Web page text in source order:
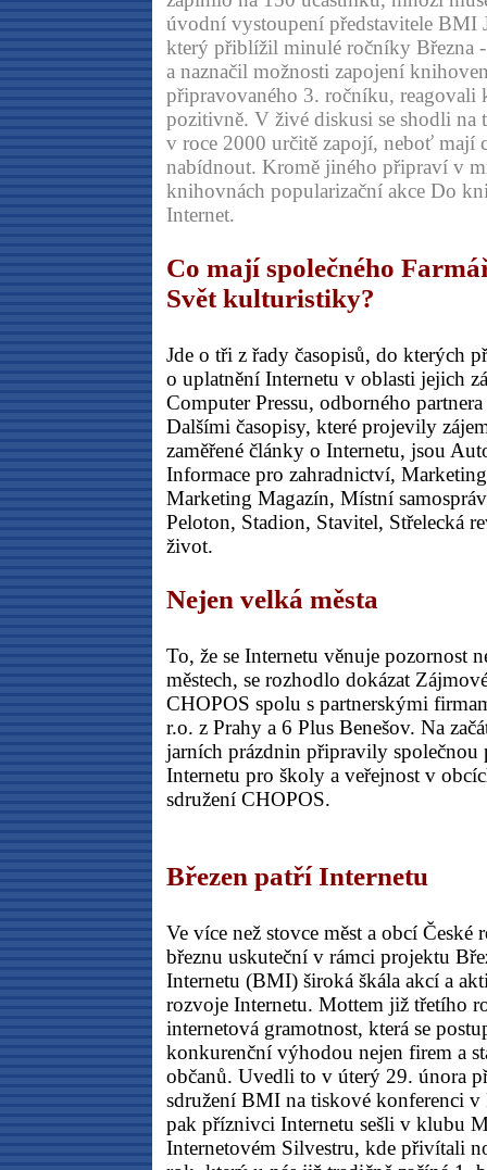
úvodní vystoupení představitele BMI
který přiblížil minulé ročníky Března -
a naznačil možnosti zapojení
připravovaného 3. ročníku,
pozitivně. V živé diskusi se shodli na
v roce 2000 určitě zapojí, neboť mají
nabídnout. Kromě jiného připraví v
knihovnách popularizační akce Do
Internet.
Co mají společného
Svět kulturistiky?
Jde o tři z řady časopisů, do kterých
o uplatnění Internetu v oblasti jejich
Computer Pressu, odborného
Dalšími časopisy, které projevily
zaměřené články o Internetu, jsou
Informace pro zahradnictví,
Marketing Magazín, Místní
Peloton, Stadion, Stavitel, Střelecká
život.
Nejen velká města
To, že se Internetu věnuje pozornost
městech, se rozhodlo dokázat
CHOPOS spolu s partnerskými
r.o. z Prahy a 6 Plus Benešov. Na
jarních prázdnin připravily společnou
Internetu pro školy a veřejnost v
sdružení CHOPOS.
Březen patří Internetu
Ve více než stovce měst a obcí České
březnu uskuteční v rámci projektu
Internetu (BMI) široká škála akcí a
rozvoje Internetu. Mottem již třetího
internetová gramotnost, která se
konkurenční výhodou nejen firem a
občanů. Uvedli to v úterý 29. února
sdružení BMI na tiskové konferenci v
pak příznivci Internetu sešli v klubu
Internetovém Silvestru, kde přivítali